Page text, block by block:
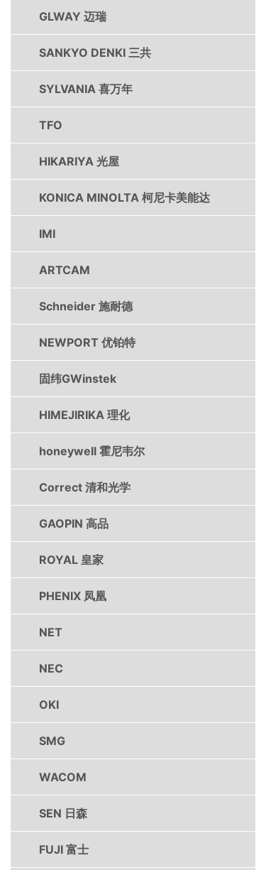
GLWAY 迈瑞
SANKYO DENKI 三共
SYLVANIA 喜万年
TFO
HIKARIYA 光屋
KONICA MINOLTA 柯尼卡美能达
IMI
ARTCAM
Schneider 施耐德
NEWPORT 优铂特
固纬GWinstek
HIMEJIRIKA 理化
honeywell 霍尼韦尔
Correct 清和光学
GAOPIN 高品
ROYAL 皇家
PHENIX 凤凰
NET
NEC
OKI
SMG
WACOM
SEN 日森
FUJI 富士